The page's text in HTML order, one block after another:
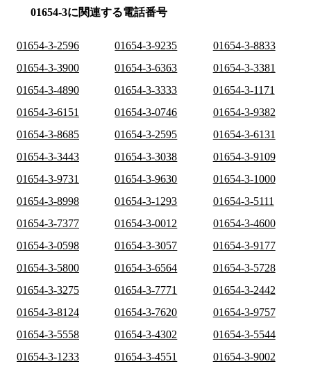
01654-3に関連する電話番号
01654-3-2596 01654-3-9235
01654-3-8833
01654-3-3900
01654-3-6363
01654-3-3381
01654-3-4890
01654-3-3333
01654-3-1171
01654-3-6151
01654-3-0746
01654-3-9382
01654-3-8685
01654-3-2595
01654-3-6131
01654-3-3443
01654-3-3038
01654-3-9109
01654-3-9731
01654-3-9630
01654-3-1000
01654-3-8998
01654-3-1293
01654-3-5111
01654-3-7377
01654-3-0012
01654-3-4600
01654-3-0598
01654-3-3057
01654-3-9177
01654-3-5800
01654-3-6564
01654-3-5728
01654-3-3275
01654-3-7771
01654-3-2442
01654-3-8124
01654-3-7620
01654-3-9757
01654-3-5558
01654-3-4302
01654-3-5544
01654-3-1233
01654-3-4551
01654-3-9002